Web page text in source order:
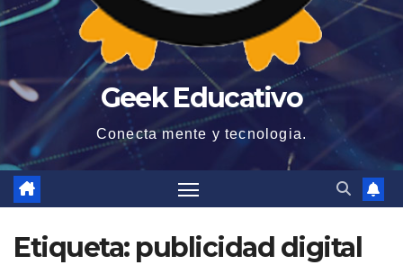
Geek Educativo
Conecta mente y tecnologia.
Etiqueta: publicidad digital